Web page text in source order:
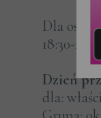
Dla osób
18:30-
Dzień
dla: